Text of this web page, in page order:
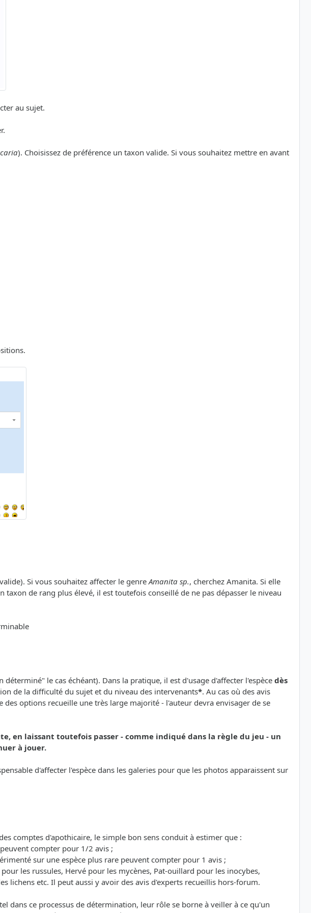
au sujet.
). Choisissez de préférence un taxon valide. Si vous souhaitez mettre en avant
Si vous souhaitez affecter le genreAmanita sp., cherchez Amanita. Si elle
de rang plus élevé, il est toutefois conseillé de ne pas dépasser le niveau
le cas échéant). Dans la pratique, il est d'usage d'affecter l'espèce dès
de la difficulté du sujet et du niveau des intervenants*. Au cas où des avis
options recueille une très large majorité - l'auteur devra envisager de se
en laissant toutefois passer - comme indiqué dans la règle du jeu - un
à jouer.
d'affecter l'espèce dans les galeries pour que les photos apparaissent sur
comptes d'apothicaire, le simple bon sens conduit à estimer que :
compter pour 1/2 avis ;
sur une espèce plus rare peuvent compter pour 1 avis ;
les russules, Hervé pour les mycènes, Pat-ouillard pour les inocybes,
lichens etc. Il peut aussi y avoir des avis d'experts recueillis hors-forum.
dans ce processus de détermination, leur rôle se borne à veiller à ce qu'un